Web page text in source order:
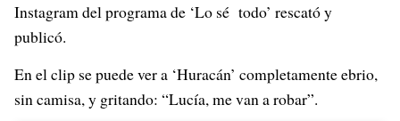
Instagram del programa de ‘Lo sé todo’ rescató y
publicó.
En el clip se puede ver a ‘Huracán’ completamente ebrio,
sin camisa, y gritando: “Lucía, me van a robar”.